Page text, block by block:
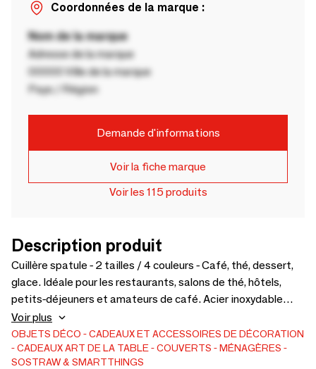
Coordonnées de la marque :
Nom de la marque
Adresse de la marque
00000 Ville de la marque
Pays / Région
Demande d'informations
Voir la fiche marque
Voir les 115 produits
Description produit
Cuillère spatule - 2 tailles / 4 couleurs - Café, thé, dessert,
glace. Idéale pour les restaurants, salons de thé, hôtels,
petits-déjeuners et amateurs de café. Acier inoxydable
304. Deux tailles. Petite (S) : 11 x 1,6 cm. Moyenne (M) :
17,8 x 2,5 cm. 4 couleurs disponibles : argent, or rose, or, arc-
en-ciel.
Voir plus
OBJETS DÉCO
CADEAUX ET ACCESSOIRES DE DÉCORATION
CADEAUXART DE LA TABLE COUVERTS
MÉNAGÈRES
SOSTRAW & SMARTTHINGS